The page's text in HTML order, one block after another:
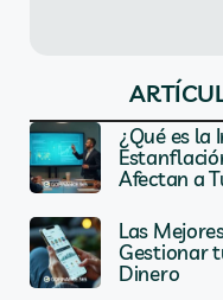
¿Qué es la
Afectan a
Las
Gestionar
Dinero